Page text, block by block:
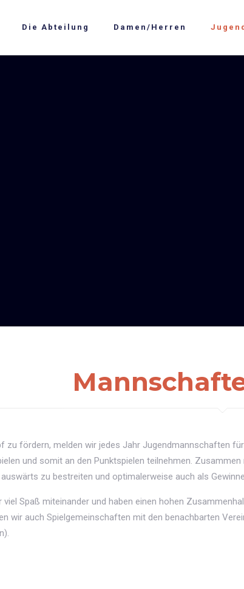
Die Abteilung Damen/Herren Jugend
zu fördern, melden wir jedes Jahr Jugendmannschaften
und somit an den Punktspielen teilnehmen.
zu bestreiten und optimalerweise auch als
Spaß miteinander und haben einen hohen
wir auch Spielgemeinschaften mit den benachbarten